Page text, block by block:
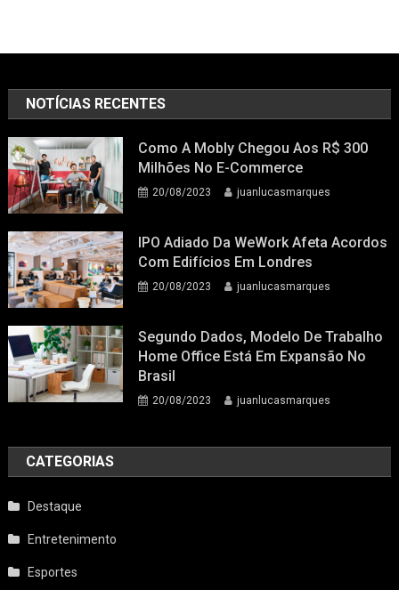
NOTÍCIAS RECENTES
Como A Mobly Chegou Aos R$ 300
Milhões No E-Commerce
20/08/2023 juanlucasmarques
IPO Adiado Da WeWork Afeta Acordos
Com Edifícios Em Londres
20/08/2023 juanlucasmarques
Segundo Dados, Modelo De Trabalho
Home Office Está Em Expansão No
Brasil
20/08/2023 juanlucasmarques
CATEGORIAS
Destaque
Entretenimento
Esportes